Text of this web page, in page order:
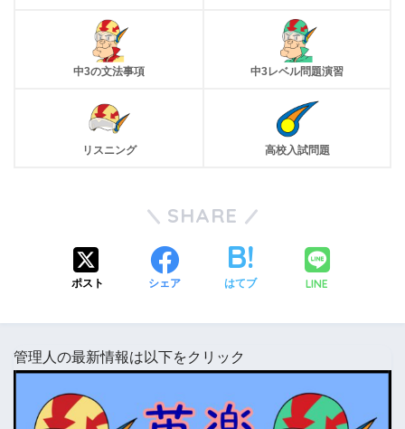
中3の文法事項 中3レベル問題演習
リスニング 高校入試問題
SHARE
ポスト シェア はてブ LINE
管理人の最新情報は以下をクリック